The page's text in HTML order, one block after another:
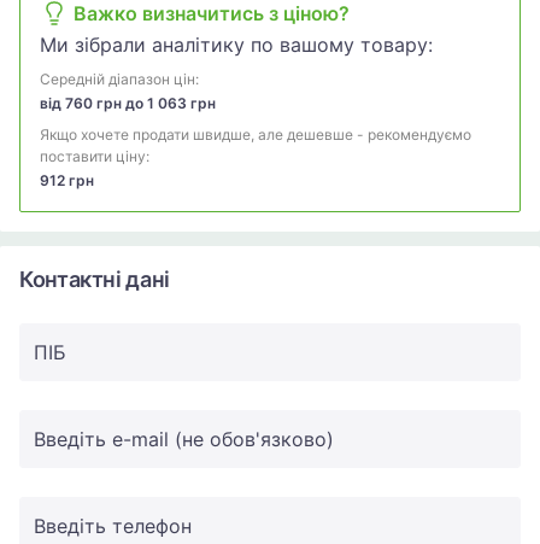
Важко визначитись з ціною?
Ми зібрали аналітику по вашому товару:
Середній діапазон цін:
від 760 грн до 1 063 грн
Якщо хочете продати швидше, але дешевше - рекомендуємо
поставити ціну:
912 грн
Контактні дані
ПIБ
Введіть e-mail (не обов'язково)
Введіть телефон